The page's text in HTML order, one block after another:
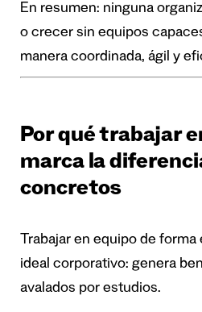
En resumen: ninguna
o crecer sin equipos
manera coordinada, ágil y
Por qué trabajar
marca la
concretos
Trabajar en equipo de
ideal corporativo: genera
avalados por estudios.